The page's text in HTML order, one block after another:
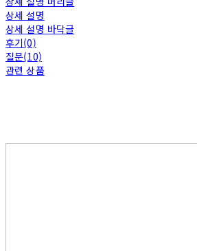
상세 설명
상세 설명 바닥글
후기(0)
질문(10)
관련 상품